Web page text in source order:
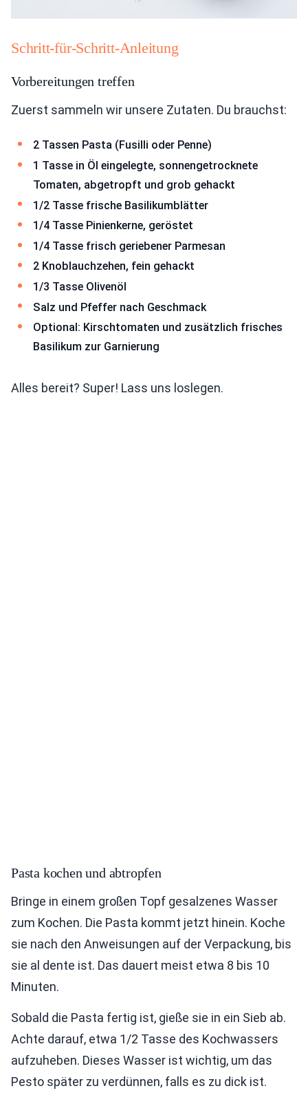
Schritt-für-Schritt-Anleitung
Vorbereitungen treffen
Zuerst sammeln wir unsere Zutaten. Du brauchst:
2 Tassen Pasta (Fusilli oder Penne)
1 Tasse in Öl eingelegte, sonnengetrocknete
Tomaten, abgetropft und grob gehackt
1/2 Tasse frische Basilikumblätter
1/4 Tasse Pinienkerne, geröstet
1/4 Tasse frisch geriebener Parmesan
2 Knoblauchzehen, fein gehackt
1/3 Tasse Olivenöl
Salz und Pfeffer nach Geschmack
Optional: Kirschtomaten und zusätzlich frisches
Basilikum zur Garnierung
Alles bereit? Super! Lass uns loslegen.
Pasta kochen und abtropfen
Bringe in einem großen Topf gesalzenes Wasser
zum Kochen. Die Pasta kommt jetzt hinein. Koche
sie nach den Anweisungen auf der Verpackung, bis
sie al dente ist. Das dauert meist etwa 8 bis 10
Minuten.
Sobald die Pasta fertig ist, gieße sie in ein Sieb ab.
Achte darauf, etwa 1/2 Tasse des Kochwassers
aufzuheben. Dieses Wasser ist wichtig, um das
Pesto später zu verdünnen, falls es zu dick ist.